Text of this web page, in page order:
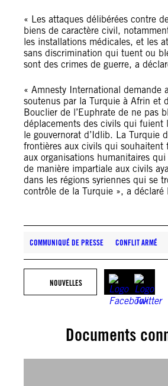
« Les attaques délibérées contre
biens de caractère civil,
les installations médicales, et les
sans discrimination qui tuent ou
sont des crimes de guerre, a
« Amnesty International demande
soutenus par la Turquie à Afrin et
Bouclier de l’Euphrate de ne pas
déplacements des civils qui fuient
le gouvernorat d’Idlib. La Turquie
frontières aux civils qui souhaitent
aux organisations humanitaires
de manière impartiale aux civils
dans les régions syriennes qui se
contrôle de la Turquie », a déclaré
COMMUNIQUÉ DE PRESSE CONFLIT ARMÉ
NOUVELLES
Documents